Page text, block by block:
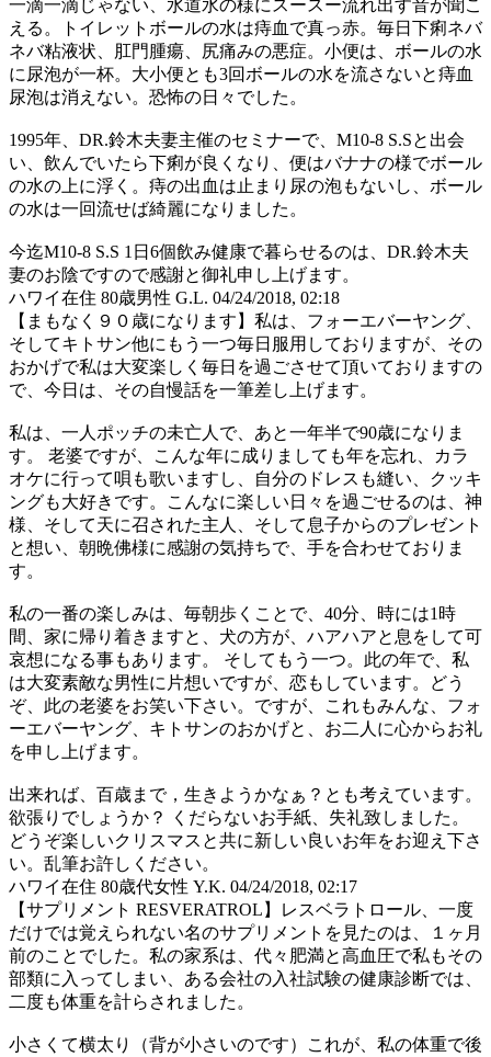
一滴一滴じゃない、水道水の様にスースー流れ出す音が聞こ
える。トイレットボールの水は痔血で真っ赤。毎日下痢ネバ
ネバ粘液状、肛門腫瘍、尻痛みの悪症。小便は、ボールの水
に尿泡が一杯。大小便とも3回ボールの水を流さないと痔血
尿泡は消えない。恐怖の日々でした。
1995年、DR.鈴木夫妻主催のセミナーで、M10-8 S.Sと出会
い、飲んでいたら下痢が良くなり、便はバナナの様でボール
の水の上に浮く。痔の出血は止まり尿の泡もないし、ボール
の水は一回流せば綺麗になりました。
今迄M10-8 S.S 1日6個飲み健康で暮らせるのは、DR.鈴木夫
妻のお陰ですので感謝と御礼申し上げます。
ハワイ在住 80歳男性 G.L. 04/24/2018, 02:18
【まもなく９０歳になります】私は、フォーエバーヤング、
そしてキトサン他にもう一つ毎日服用しておりますが、その
おかげで私は大変楽しく毎日を過ごさせて頂いておりますの
で、今日は、その自慢話を一筆差し上げます。
私は、一人ポッチの未亡人で、あと一年半で90歳になりま
す。 老婆ですが、こんな年に成りましても年を忘れ、カラ
オケに行って唄も歌いますし、自分のドレスも縫い、クッキ
ングも大好きです。こんなに楽しい日々を過ごせるのは、神
様、そして天に召された主人、そして息子からのプレゼント
と想い、朝晩佛様に感謝の気持ちで、手を合わせておりま
す。
私の一番の楽しみは、毎朝歩くことで、40分、時には1時
間、家に帰り着きますと、犬の方が、ハアハアと息をして可
哀想になる事もあります。 そしてもう一つ。此の年で、私
は大変素敵な男性に片想いですが、恋もしています。どう
ぞ、此の老婆をお笑い下さい。ですが、これもみんな、フォ
ーエバーヤング、キトサンのおかげと、お二人に心からお礼
を申し上げます。
出来れば、百歳まで，生きようかなぁ？とも考えています。
欲張りでしょうか？ くだらないお手紙、失礼致しました。
どうぞ楽しいクリスマスと共に新しい良いお年をお迎え下さ
い。乱筆お許しください。
ハワイ在住 80歳代女性 Y.K. 04/24/2018, 02:17
【サプリメント RESVERATROL】レスベラトロール、一度
だけでは覚えられない名のサプリメントを見たのは、１ヶ月
前のことでした。私の家系は、代々肥満と高血圧で私もその
部類に入ってしまい、ある会社の入社試験の健康診断では、
二度も体重を計らされました。
小さくて横太り（背が小さいのです）これが、私の体重で後